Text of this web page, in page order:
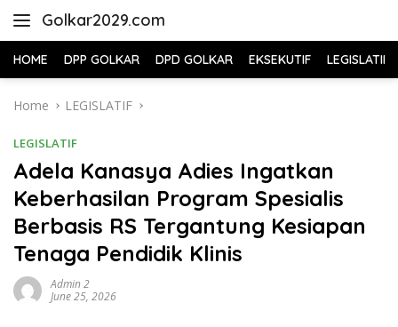
Golkar2029.com
HOME DPP GOLKAR DPD GOLKAR EKSEKUTIF LEGISLATIF
Home LEGISLATIF
LEGISLATIF
Adela Kanasya Adies Ingatkan
Keberhasilan Program Spesialis
Berbasis RS Tergantung Kesiapan
Tenaga Pendidik Klinis
Admin 2
June 25, 2026